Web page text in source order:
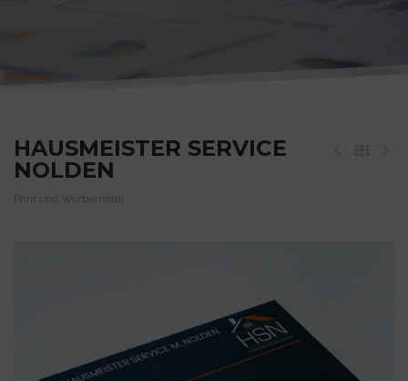
HAUSMEISTER SERVICE
NOLDEN
Print und Werbemittel